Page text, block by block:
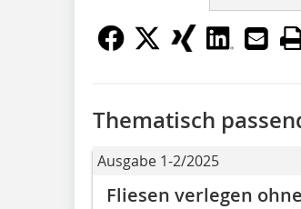
Thematisch
Ausgabe 1-2/2025
Fliesen verlegen